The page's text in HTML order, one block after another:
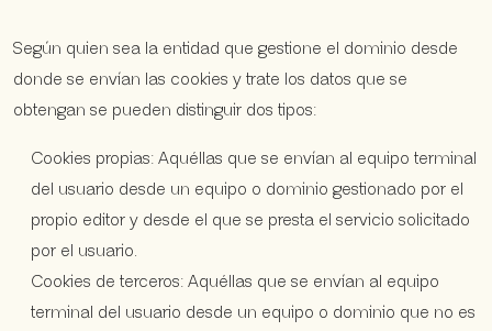
Según quien sea la entidad que gestione el dominio desde
donde se envían las cookies y trate los datos que se
obtengan se pueden distinguir dos tipos:
Cookies propias: Aquéllas que se envían al equipo terminal
del usuario desde un equipo o dominio gestionado por el
propio editor y desde el que se presta el servicio solicitado
por el usuario.
Cookies de terceros: Aquéllas que se envían al equipo
terminal del usuario desde un equipo o dominio que no es